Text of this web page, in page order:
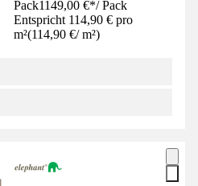
Pack1149,00 €*/ Pack
Entspricht 114,90 € pro
m²(114,90 €/ m²)